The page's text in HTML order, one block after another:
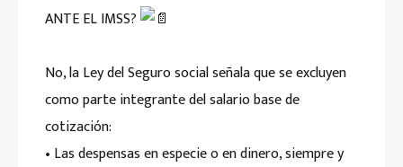
ANTE EL IMSS?
No, la Ley del Seguro social señala que se excluyen
como parte integrante del salario base de
cotización:
• Las despensas en especie o en dinero, siempre y